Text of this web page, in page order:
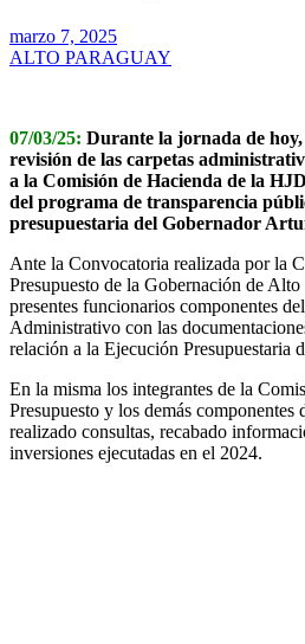
marzo 7, 2025
ALTO PARAGUAY
07/03/25: Durante la jornada de hoy,
revisión de las carpetas
a la Comisión de Hacienda de la
del programa de transparencia
presupuestaria del Gobernador
Ante la Convocatoria realizada por la
Presupuesto de la Gobernación de
presentes funcionarios componentes
Administrativo con las
relación a la Ejecución Presupuestaria
En la misma los integrantes de la
Presupuesto y los demás
realizado consultas, recabado
inversiones ejecutadas en el 2024.